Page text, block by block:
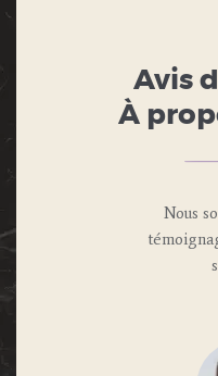
Avis
À
Nous